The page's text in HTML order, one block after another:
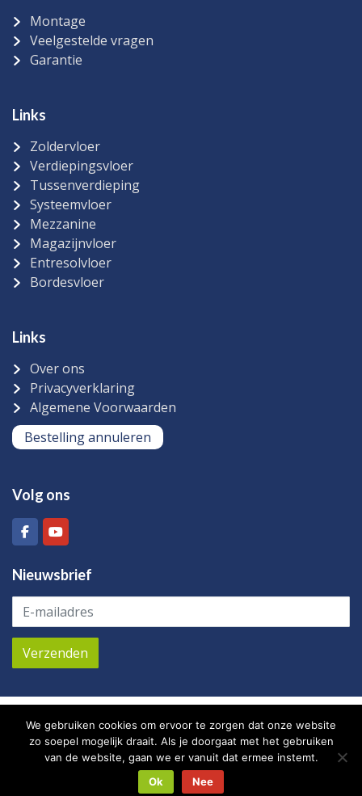
Montage
Veelgestelde vragen
Garantie
Links
Zoldervloer
Verdiepingsvloer
Tussenverdieping
Systeemvloer
Mezzanine
Magazijnvloer
Entresolvloer
Bordesvloer
Links
Over ons
Privacyverklaring
Algemene Voorwaarden
Bestelling annuleren
Volg ons
Nieuwsbrief
Langeweg – Nederland – Tel: +31 (0)168 745 601–
Mail:info@plusm2.nl
We gebruiken cookies om ervoor te zorgen dat onze website
zo soepel mogelijk draait. Als je doorgaat met het gebruiken
van de website, gaan we er vanuit dat ermee instemt.
Ok
Nee